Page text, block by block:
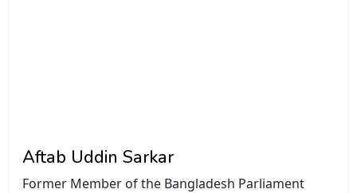
Aftab Uddin Sarkar
Former Member of the Bangladesh Parliament